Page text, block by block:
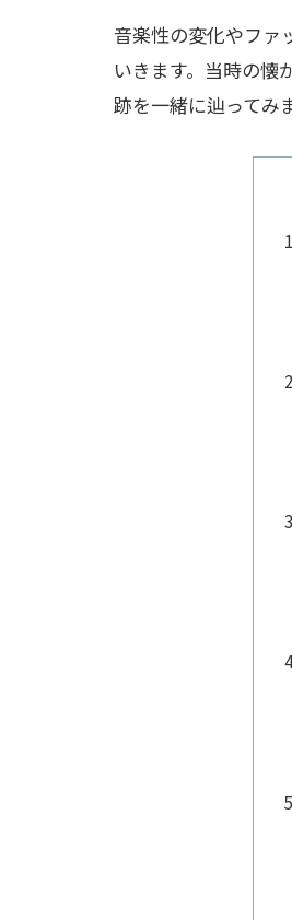
音楽性の変化やファ
いきます。当時の懐
跡を一緒に辿ってみ